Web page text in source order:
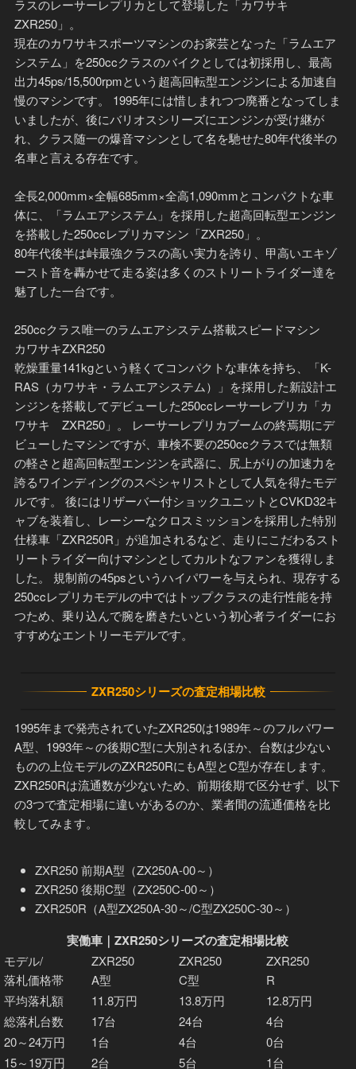
ラスのレーサーレプリカとして登場した「カワサキ
ZXR250」。
現在のカワサキスポーツマシンのお家芸となった「ラムエア
システム」を250ccクラスのバイクとしては初採用し、最高
出力45ps/15,500rpmという超高回転型エンジンによる加速自
慢のマシンです。 1995年には惜しまれつつ廃番となってしま
いましたが、後にバリオスシリーズにエンジンが受け継が
れ、クラス随一の爆音マシンとして名を馳せた80年代後半の
名車と言える存在です。
全長2,000mm×全幅685mm×全高1,090mmとコンパクトな車
体に、「ラムエアシステム」を採用した超高回転型エンジン
を搭載した250ccレプリカマシン「ZXR250」。
80年代後半は峠最強クラスの高い実力を誇り、甲高いエキゾ
ースト音を轟かせて走る姿は多くのストリートライダー達を
魅了した一台です。
250ccクラス唯一のラムエアシステム搭載スピードマシン
カワサキZXR250
乾燥重量141kgという軽くてコンパクトな車体を持ち、「K-
RAS（カワサキ・ラムエアシステム）」を採用した新設計エ
ンジンを搭載してデビューした250ccレーサーレプリカ「カ
ワサキ ZXR250」。 レーサーレプリカブームの終焉期にデ
ビューしたマシンですが、車検不要の250ccクラスでは無類
の軽さと超高回転型エンジンを武器に、尻上がりの加速力を
誇るワインディングのスペシャリストとして人気を得たモデ
ルです。 後にはリザーバー付ショックユニットとCVKD32キ
ャブを装着し、レーシーなクロスミッションを採用した特別
仕様車「ZXR250R」が追加されるなど、走りにこだわるスト
リートライダー向けマシンとしてカルトなファンを獲得しま
した。 規制前の45psというハイパワーを与えられ、現存する
250ccレプリカモデルの中ではトップクラスの走行性能を持
つため、乗り込んで腕を磨きたいという初心者ライダーにお
すすめなエントリーモデルです。
ZXR250シリーズの査定相場比較
1995年まで発売されていたZXR250は1989年～のフルパワー
A型、1993年～の後期C型に大別されるほか、台数は少ない
ものの上位モデルのZXR250RにもA型とC型が存在します。
ZXR250Rは流通数が少ないため、前期後期で区分せず、以下
の3つで査定相場に違いがあるのか、業者間の流通価格を比
較してみます。
ZXR250 前期A型（ZX250A-00～）
ZXR250 後期C型（ZX250C-00～）
ZXR250R（A型ZX250A-30～/C型ZX250C-30～）
実働車｜ZXR250シリーズの査定相場比較
モデル/
落札価格帯
ZXR250
A型
ZXR250
C型
ZXR250
R
平均落札額
11.8万円 13.8万円
12.8万円
総落札台数
17台 24台
4台
20～24万円
1台 4台
0台
15～19万円
2台 5台 1台